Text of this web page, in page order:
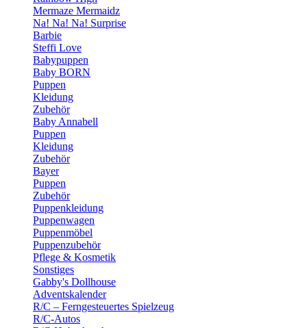
Mermaze Mermaidz
Na! Na! Na! Surprise
Barbie
Steffi Love
Babypuppen
Baby BORN
Puppen
Kleidung
Zubehör
Baby Annabell
Puppen
Kleidung
Zubehör
Bayer
Puppen
Zubehör
Puppenkleidung
Puppenwagen
Puppenmöbel
Puppenzubehör
Pflege & Kosmetik
Sonstiges
Gabby's Dollhouse
Adventskalender
R/C – Ferngesteuertes Spielzeug
R/C-Autos